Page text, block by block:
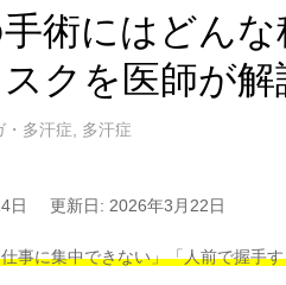
術にはどん
クを医師が解
・多汗症 多汗症
日 更新日: 2026年3月22日
事に集中できない」「人前で握手